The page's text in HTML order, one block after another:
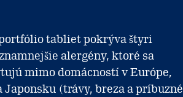
tabliet pokrýva štyri
alergény, ktoré sa
mimo domácností v Európe,
Japonsku (trávy, breza a príbuzné